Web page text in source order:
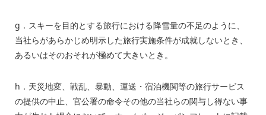
g．スキーを目的とする旅行における降雪量の不足のように、
当社らがあらかじめ明示した旅行実施条件が成就しないとき、
あるいはそのおそれが極めて大きいとき。
h．天災地変、戦乱、暴動、運送・宿泊機関等の旅行サービス
の提供の中止、官公署の命令その他の当社らの関与し得ない事